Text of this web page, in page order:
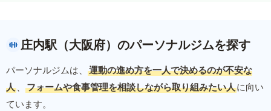
庄内駅（大阪府）のパーソナルジムを探す
パーソナルジムは、
運動の進め方を一人で決めるのが不安な
人 、 フォームや食事管理を相談しながら取り組みたい人に向い
ています。